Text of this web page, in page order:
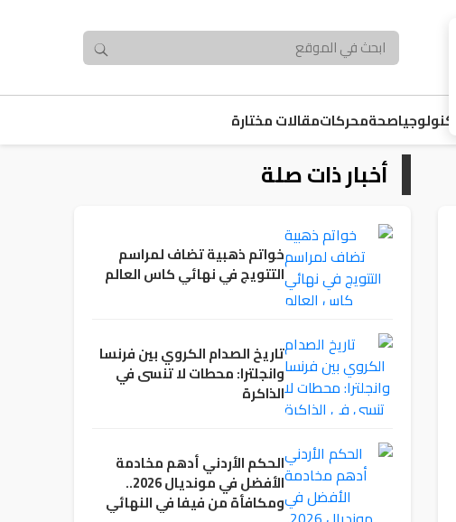
تكنولوجياصحةمحركاتمقالات مختارة
أخبار ذات صلة
خواتم ذهبية تضاف لمراسم
التتويج في نهائي كاس العالم
تاريخ الصدام الكروي بين فرنسا
وانجلترا: محطات لا تنسى في
الذاكرة
الحكم الأردني أدهم مخادمة
الأفضل في مونديال 2026..
ومكافأة من فيفا في النهائي